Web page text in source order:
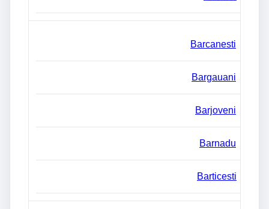
Barcanesti
Bargauani
Barjoveni
Barnadu
Barticesti